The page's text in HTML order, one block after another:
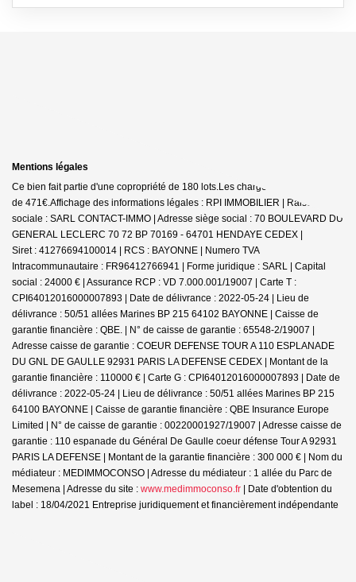
Mentions légales
Ce bien fait partie d'une copropriété de 180 lots.Les charges annuelles sont
de 471€.Affichage des informations légales : RPI IMMOBILIER | Raison
sociale : SARL CONTACT-IMMO | Adresse siège social : 70 BOULEVARD DU
GENERAL LECLERC 70 72 BP 70169 - 64701 HENDAYE CEDEX |
Siret : 41276694100014 | RCS : BAYONNE | Numero TVA
Intracommunautaire : FR96412766941 | Forme juridique : SARL | Capital
social : 24000 € | Assurance RCP : VD 7.000.001/19007 | Carte T :
CPI64012016000007893 | Date de délivrance : 2022-05-24 | Lieu de
délivrance : 50/51 allées Marines BP 215 64102 BAYONNE | Caisse de
garantie financière : QBE. | N° de caisse de garantie : 65548-2/19007 |
Adresse caisse de garantie : COEUR DEFENSE TOUR A 110 ESPLANADE
DU GNL DE GAULLE 92931 PARIS LA DEFENSE CEDEX | Montant de la
garantie financière : 110000 € | Carte G : CPI64012016000007893 | Date de
délivrance : 2022-05-24 | Lieu de délivrance : 50/51 allées Marines BP 215
64100 BAYONNE | Caisse de garantie financière : QBE Insurance Europe
Limited | N° de caisse de garantie : 00220001927/19007 | Adresse caisse de
garantie : 110 espanade du Général De Gaulle coeur défense Tour A 92931
PARIS LA DEFENSE | Montant de la garantie financière : 300 000 € | Nom du
médiateur : MEDIMMOCONSO | Adresse du médiateur : 1 allée du Parc de
Mesemena | Adresse du site : www.medimmoconso.fr | Date d'obtention du
label : 18/04/2021 Entreprise juridiquement et financièrement indépendante